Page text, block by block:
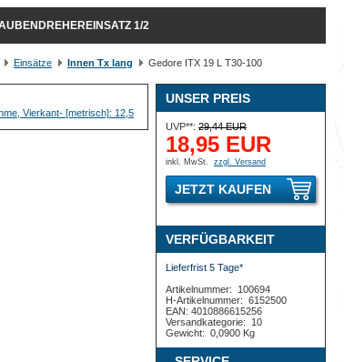
1/2
Einsätze Innen Tx lang
Gedore ITX 19 L T30-100
UNSER PREIS
UVP**: 29,44 EUR
18,95 EUR
inkl. MwSt. zzgl. Versand
JETZT KAUFEN
VERFÜGBARKEIT
Lieferfrist 5 Tage*
Artikelnummer:
100694
H-Artikelnummer: 6152500
EAN: 4010886615256
Versandkategorie:
10
Gewicht: 0,0900 Kg